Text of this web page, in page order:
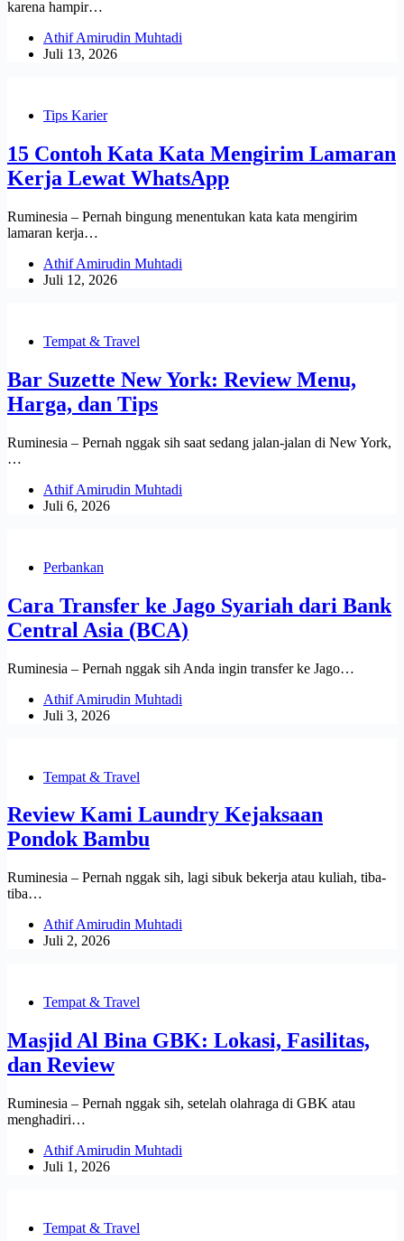
karena hampir…
Athif Amirudin Muhtadi
Juli 13, 2026
Tips Karier
15 Contoh Kata Kata Mengirim Lamaran
Kerja Lewat WhatsApp
Ruminesia – Pernah bingung menentukan kata kata mengirim
lamaran kerja…
Athif Amirudin Muhtadi
Juli 12, 2026
Tempat & Travel
Bar Suzette New York: Review Menu,
Harga, dan Tips
Ruminesia – Pernah nggak sih saat sedang jalan-jalan di New York,
…
Athif Amirudin Muhtadi
Juli 6, 2026
Perbankan
Cara Transfer ke Jago Syariah dari Bank
Central Asia (BCA)
Ruminesia – Pernah nggak sih Anda ingin transfer ke Jago…
Athif Amirudin Muhtadi
Juli 3, 2026
Tempat & Travel
Review Kami Laundry Kejaksaan
Pondok Bambu
Ruminesia – Pernah nggak sih, lagi sibuk bekerja atau kuliah, tiba-
tiba…
Athif Amirudin Muhtadi
Juli 2, 2026
Tempat & Travel
Masjid Al Bina GBK: Lokasi, Fasilitas,
dan Review
Ruminesia – Pernah nggak sih, setelah olahraga di GBK atau
menghadiri…
Athif Amirudin Muhtadi
Juli 1, 2026
Tempat & Travel